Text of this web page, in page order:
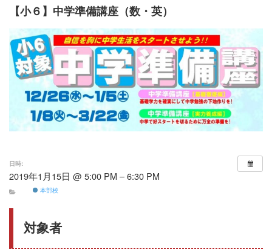
i
o
n
【小６】中学準備講座（数・英）
日時:
2019年1月15日 @ 5:00 PM – 6:30 PM
本部校
対象者